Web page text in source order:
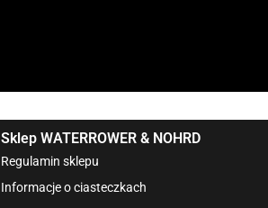
Sklep WATERROWER & NOHRD
Regulamin sklepu
Informacje o ciasteczkach